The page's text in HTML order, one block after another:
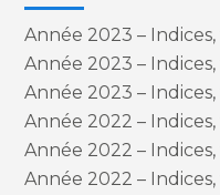
Année 2023 –
Année 2023 –
Année 2023 –
Année 2022 –
Année 2022 –
Année 2022 –